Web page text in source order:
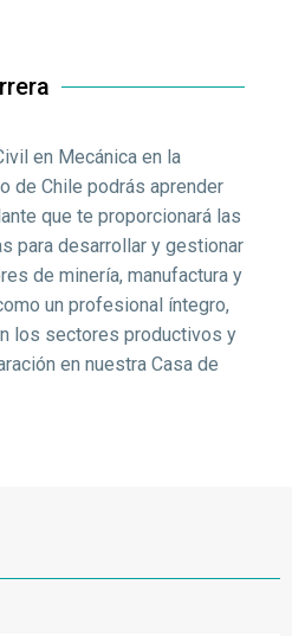
en Mecánica en la
de Chile podrás aprender
que te proporcionará las
para desarrollar y gestionar
de minería, manufactura y
un profesional íntegro,
los sectores productivos y
en nuestra Casa de